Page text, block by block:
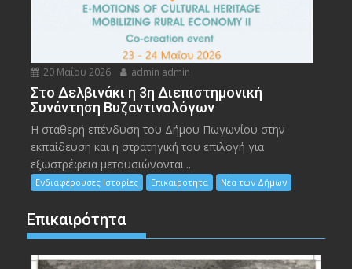
20 Μαΐου 2026 admin admin
Στο Δελβινάκι η 3η Διεπιστημονική
Συνάντηση Βυζαντινολόγων
Η σταθερή επένδυση του Δήμου Πωγωνίου στην
εκπαίδευση και η στρατηγική του επιλογή για
εξωστρέφεια μετουσιώνονται...
Ενδιαφέρουσες Ιστορίες Επικαιρότητα Νέα των Δήμων
Επικαιρότητα